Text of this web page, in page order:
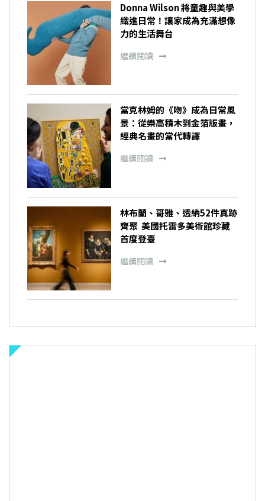
Donna Wilson 將童趣與美學
織進日常！讓家成為充滿想像
力的生活舞台
繼續閱讀
當克林姆的《吻》成為日常風
景：從樂高積木到金箔版畫，
經典名畫的當代轉譯
繼續閱讀
林布蘭、哥雅、透納52件真跡
齊聚 美國托雷多美術館珍藏
首度登臺
繼續閱讀